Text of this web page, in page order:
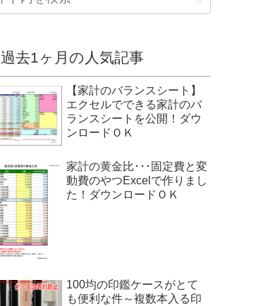
過去1ヶ月の人気記事
【家計のバランスシート】
エクセルでできる家計のバ
ランスシートを公開！ダウ
ンロードＯＫ
家計の黄金比･･･固定費と変
動費のやつExcelで作りまし
た！ダウンロードＯＫ
100均の印鑑ケースがとて
も便利な件～複数本入る印